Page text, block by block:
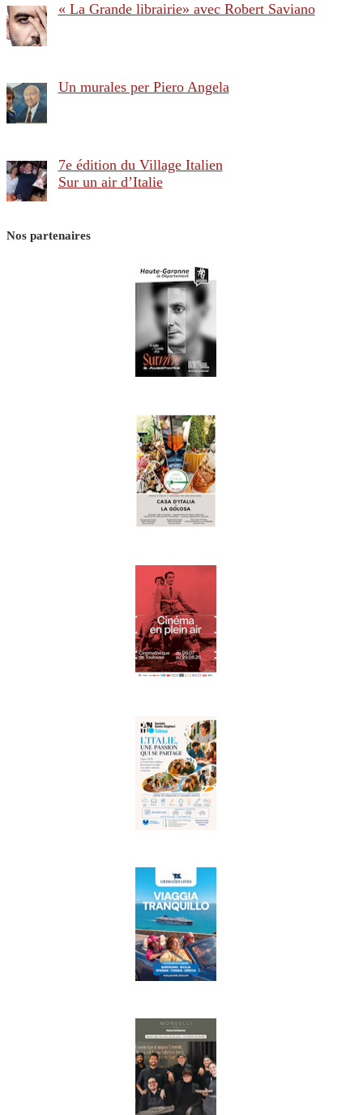
« La Grande librairie» avec Robert Saviano
Un murales per Piero Angela
7e édition du Village Italien
Sur un air d’Italie
Nos partenaires